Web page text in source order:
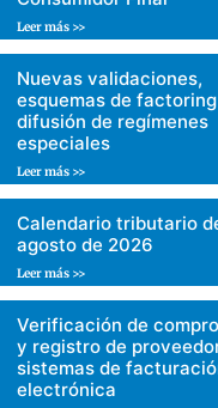
Leer más >>
Nuevas validaciones,
esquemas de
difusión de regímenes
especiales
Leer más >>
Calendario tributario
agosto de 2026
Leer más >>
Verificación de
y registro de
sistemas de
electrónica